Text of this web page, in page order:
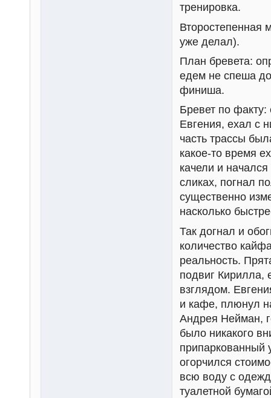
тренировка.
Второстепенная
уже делал).
План бревета:
едем не спеша
финиша.
Бревет по факту:
Евгения, ехал с
часть трассы
какое-то время
качели и
сликах, погнал
существенно
насколько
Так догнал и
количество
реальность.
подвиг Кирилла,
взглядом.
и кафе, плюнул
Андрея Нейман,
было никакого
припаркованный
огорчился
всю воду с
туалетной